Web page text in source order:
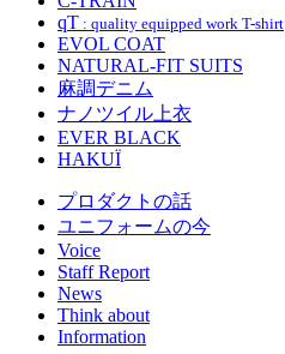
qT : quality equipped work T-shirt
EVOL COAT
NATURAL-FIT SUITS
麻調デニム
ナノツイル上衣
EVER BLACK
HAKUÏ
プロダクトの話
ユニフォームの今
Voice
Staff Report
News
Think about
Information